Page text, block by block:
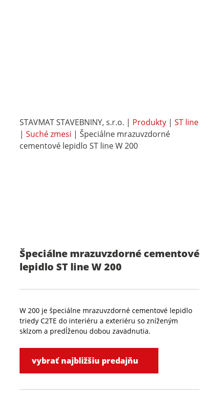
STAVMAT STAVEBNINY, s.r.o. | Produkty | ST line
| Suché zmesi | Špeciálne mrazuvzdorné
cementové lepidlo ST line W 200
Špeciálne mrazuvzdorné cementové
lepidlo ST line W 200
W 200 je špeciálne mrazuvzdorné cementové lepidlo
triedy C2TE do interiéru a exteriéru so zníženým
sklzom a predĺženou dobou zavädnutia.
vybrať najbližšiu predajňu